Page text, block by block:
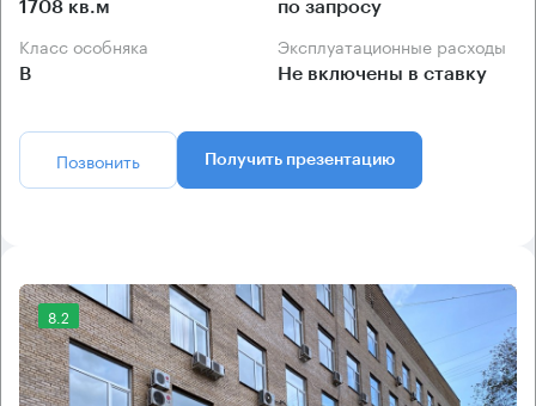
1708 кв.м по запросу
Класс особняка
B
Эксплуатационные расходы
Не включены в ставку
Позвонить Получить презентацию
8.2